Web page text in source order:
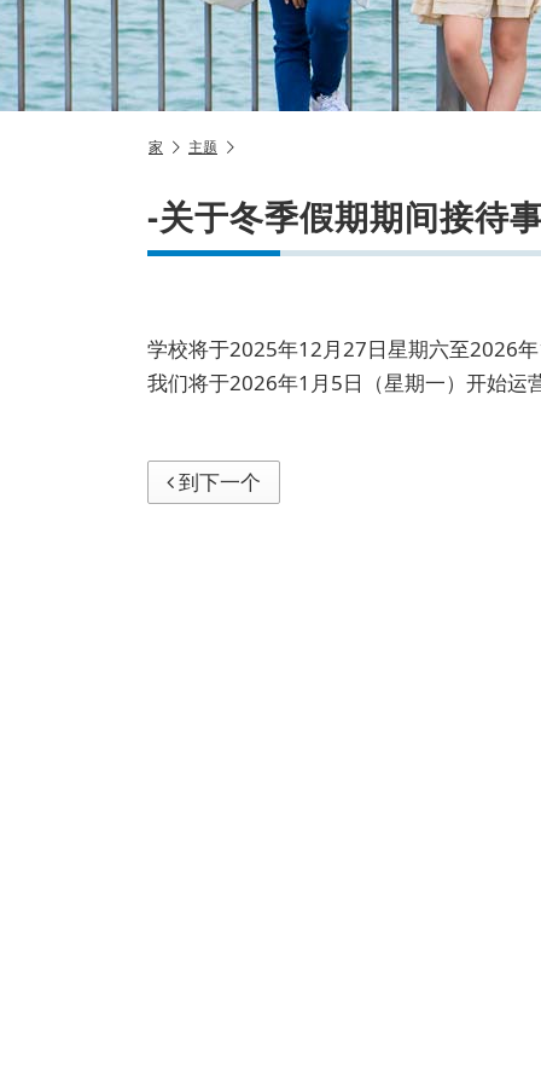
家 主题
-关于冬季假期期间接待
学校将于2025年12月27日星期六至2026
我们将于2026年1月5日（星期一）开始运
到下一个